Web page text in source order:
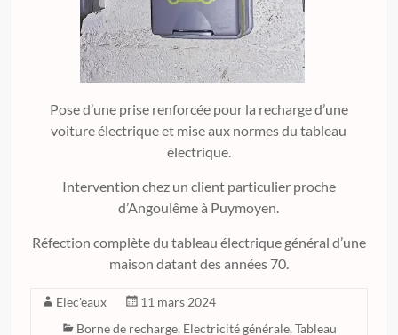
Pose d’une prise renforcée pour la recharge d’une
voiture électrique et mise aux normes du tableau
électrique.
Intervention chez un client particulier proche
d’Angoulême à Puymoyen.
Réfection complète du tableau électrique général d’une
maison datant des années 70.
Elec'eaux
11 mars 2024
Borne de recharge, Electricité générale,Tableau